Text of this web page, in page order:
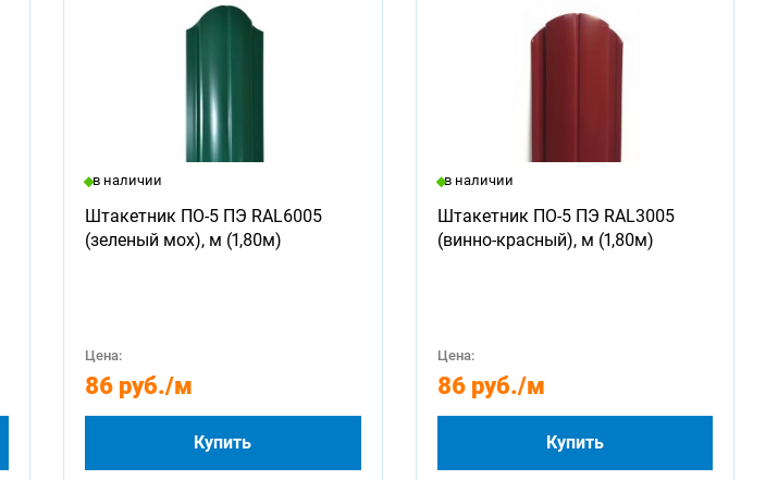
в наличии
Штакетник ПО-5 ПЭ RAL6005
(зеленый мох), м (1,80м)
Цена:
86 руб./м
Купить
в наличии
Штакетник ПО-5 ПЭ RAL3005
(винно-красный), м (1,80м)
Цена:
86 руб./м
Купить